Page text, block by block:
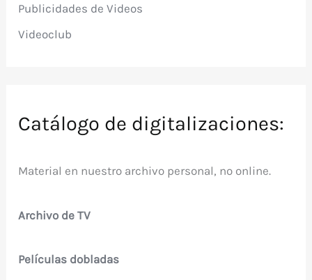
Publicidades de Videos
Videoclub
Catálogo de digitalizaciones:
Material en nuestro archivo personal, no online.
Archivo de TV
Películas dobladas